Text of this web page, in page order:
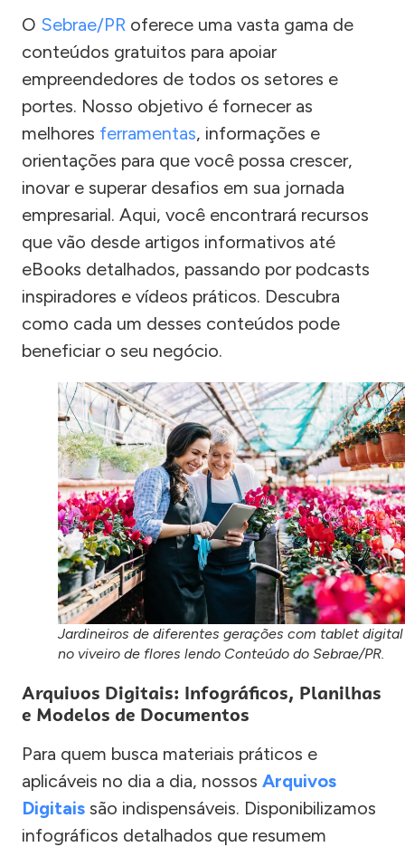
O Sebrae/PR oferece uma vasta gama de
conteúdos gratuitos para apoiar
empreendedores de todos os setores e
portes. Nosso objetivo é fornecer as
melhores ferramentas, informações e
orientações para que você possa crescer,
inovar e superar desafios em sua jornada
empresarial. Aqui, você encontrará recursos
que vão desde artigos informativos até
eBooks detalhados, passando por podcasts
inspiradores e vídeos práticos. Descubra
como cada um desses conteúdos pode
beneficiar o seu negócio.
Jardineiros de diferentes gerações com tablet digital
no viveiro de flores lendo Conteúdo do Sebrae/PR.
Arquivos Digitais: Infográficos, Planilhas
e Modelos de Documentos
Para quem busca materiais práticos e
aplicáveis no dia a dia, nossos Arquivos
Digitais são indispensáveis. Disponibilizamos
infográficos detalhados que resumem